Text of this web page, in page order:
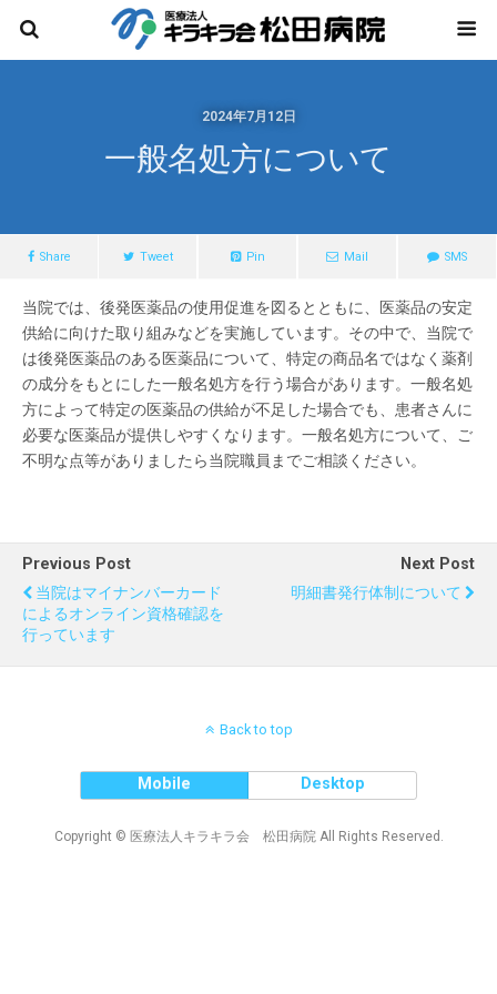
2024年7月12日
一般名処方について
Share Tweet Pin Mail SMS
当院では、後発医薬品の使用促進を図るとともに、医薬品の安定
供給に向けた取り組みなどを実施しています。その中で、当院で
は後発医薬品のある医薬品について、特定の商品名ではなく薬剤
の成分をもとにした一般名処方を行う場合があります。一般名処
方によって特定の医薬品の供給が不足した場合でも、患者さんに
必要な医薬品が提供しやすくなります。一般名処方について、ご
不明な点等がありましたら当院職員までご相談ください。
Previous Post
当院はマイナンバーカード
によるオンライン資格確認を
行っています
Next Post
明細書発行体制について
Back to top
Mobile Desktop
Copyright © 医療法人キラキラ会 松田病院 All Rights Reserved.